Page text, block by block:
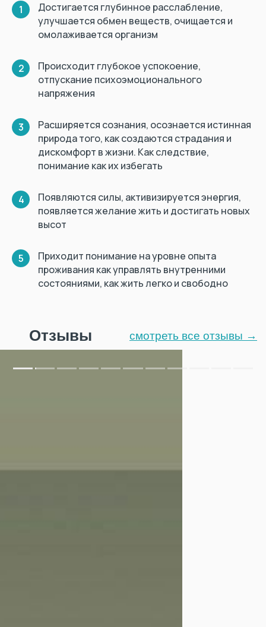
1
Достигается глубинное расслабление,
улучшается обмен веществ, очищается и
омолаживается организм
2
Происходит глубокое успокоение,
отпускание психоэмоционального
напряжения
3
Расширяется сознания, осознается истинная
природа того, как создаются страдания и
дискомфорт в жизни. Как следствие,
понимание как их избегать
4
Появляются силы, активизируется энергия,
появляется желание жить и достигать новых
высот
5
Приходит понимание на уровне опыта
проживания как управлять внутренними
состояниями, как жить легко и свободно
Отзывы смотреть все отзывы →